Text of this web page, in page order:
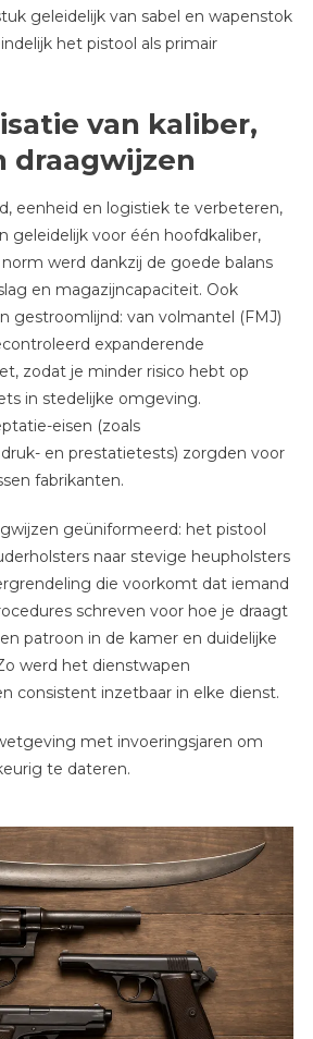
geleidelijk van sabel en wapenstok
het pistool als primair
van kaliber,
draagwijzen
eenheid en logistiek te verbeteren,
geleidelijk voor één hoofdkaliber,
werd dankzij de goede balans
en magazijncapaciteit. Ook
gestroomlijnd: van volmantel (FMJ)
expanderende
zodat je minder risico hebt op
in stedelijke omgeving.
eisen (zoals
en prestatietests) zorgden voor
fabrikanten.
geüniformeerd: het pistool
naar stevige heupholsters
die voorkomt dat iemand
schreven voor hoe je draagt
patroon in de kamer en duidelijke
werd het dienstwapen
consistent inzetbaar in elke dienst.
met invoeringsjaren om
te dateren.